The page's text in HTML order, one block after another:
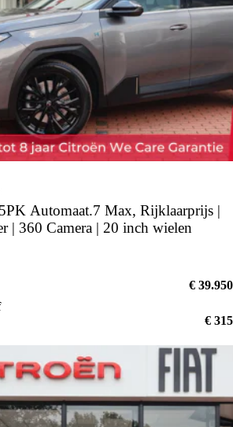
Automaat.7 Max, Rijklaarprijs |
| 360 Camera | 20 inch wielen
€ 39.950
€ 315